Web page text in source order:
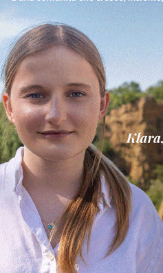
debutta il podcast Estrair
Più lette
Cronaca 4 Agosto 2026
Un anno fa la strage in
Gianni, Giulia e Franco.
processo, lo stop ai
Cronaca 3 Agosto 2026
Scomparso da una
Fiorentino l’uomo che
Levane nel 2020